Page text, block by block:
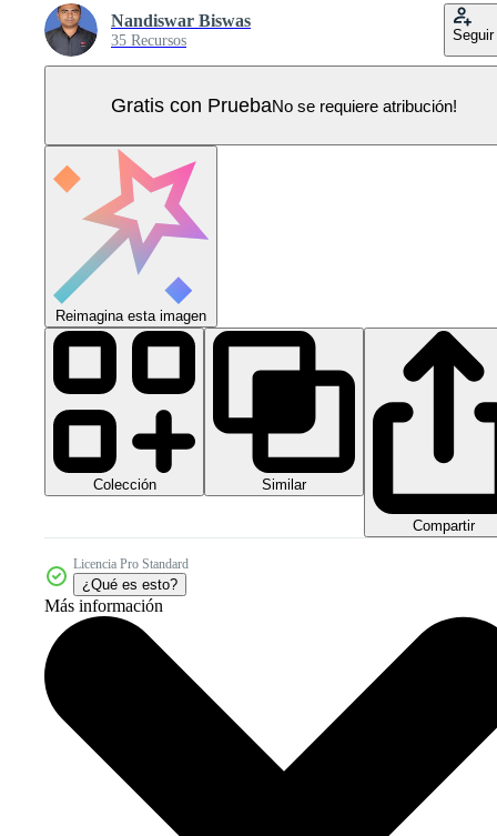
Nandiswar Biswas
35 Recursos Seguir
Gratis con PruebaNo se requiere atribución!
Reimagina esta imagen
Colección Similar
Compartir
Licencia Pro Standard
¿Qué es esto?
Más información